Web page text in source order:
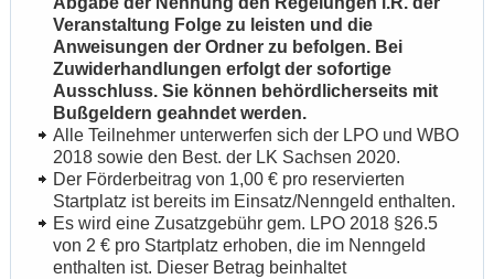
Veranstaltung Folge zu leisten und die
Anweisungen der Ordner zu befolgen. Bei
Zuwiderhandlungen erfolgt der sofortige
Ausschluss. Sie können behördlicherseits mit
Bußgeldern geahndet werden.
Alle Teilnehmer unterwerfen sich der LPO und WBO
2018 sowie den Best. der LK Sachsen 2020.
Der Förderbeitrag von 1,00 € pro reservierten
Startplatz ist bereits im Einsatz/Nenngeld enthalten.
Es wird eine Zusatzgebühr gem. LPO 2018 §26.5
von 2 € pro Startplatz erhoben, die im Nenngeld
enthalten ist. Dieser Betrag beinhaltet